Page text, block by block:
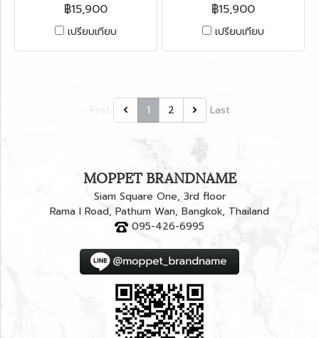
฿15,900
เปรียบเทียบ
฿15,900
เปรียบเทียบ
1 2 Last
MOPPET BRANDNAME
Siam Square One, 3rd floor
Rama I Road, Pathum Wan, Bangkok, Thailand
095-426-6995